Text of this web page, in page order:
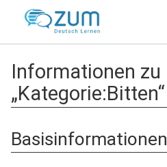
Informationen zu
„Kategorie:Bitten“
Basisinformationen